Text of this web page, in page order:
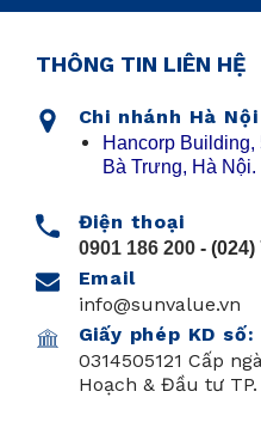
THÔNG TIN LIÊN HỆ
Chi nhánh Hà Nội
Hancorp Building,
Bà Trưng, Hà Nội.
Điện thoại
0901 186 200- (024)
Email
info@sunvalue.vn
Giấy phép KD số:
0314505121 Cấp
Hoạch & Đầu tư TP.